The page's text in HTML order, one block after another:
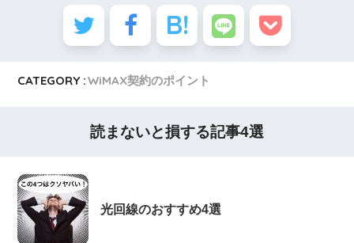
CATEGORY :WiMAX契約のポイント
読まないと損する記事4選
光回線のおすすめ4選